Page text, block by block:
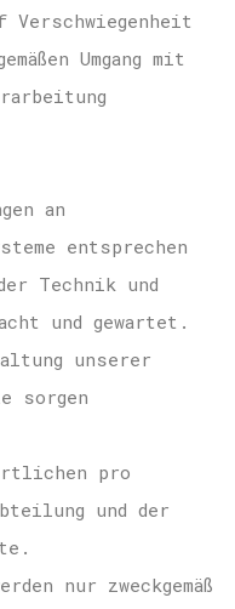
Verschwiegenheit
Umgang mit
an
entsprechen
Technik und
und gewartet.
unserer
sorgen
pro
und der
nur zweckgemäß